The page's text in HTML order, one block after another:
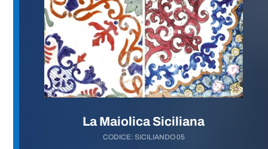
La Maiolica Siciliana
CODICE: SICILIANDO 05